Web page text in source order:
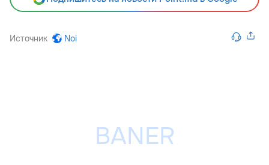
Источник Noi